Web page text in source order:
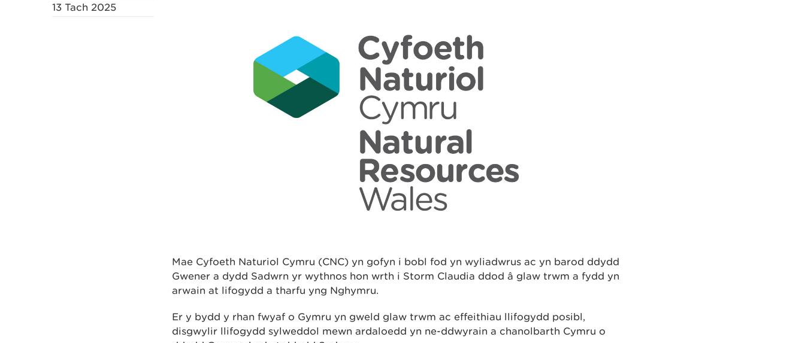
13 Tach 2025
Mae Cyfoeth Naturiol Cymru (CNC) yn gofyn i bobl fod yn wyliadwrus ac yn barod ddydd
Gwener a dydd Sadwrn yr wythnos hon wrth i Storm Claudia ddod â glaw trwm a fydd yn
arwain at lifogydd a tharfu yng Nghymru.
Er y bydd y rhan fwyaf o Gymru yn gweld glaw trwm ac effeithiau llifogydd posibl,
disgwylir llifogydd sylweddol mewn ardaloedd yn ne-ddwyrain a chanolbarth Cymru o